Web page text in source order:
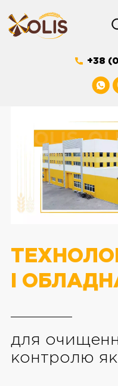
to
content
+38
І
для
контролю